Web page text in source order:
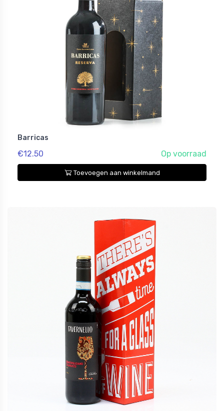
Barricas
€12.50 Op voorraad
Toevoegen aan winkelmand